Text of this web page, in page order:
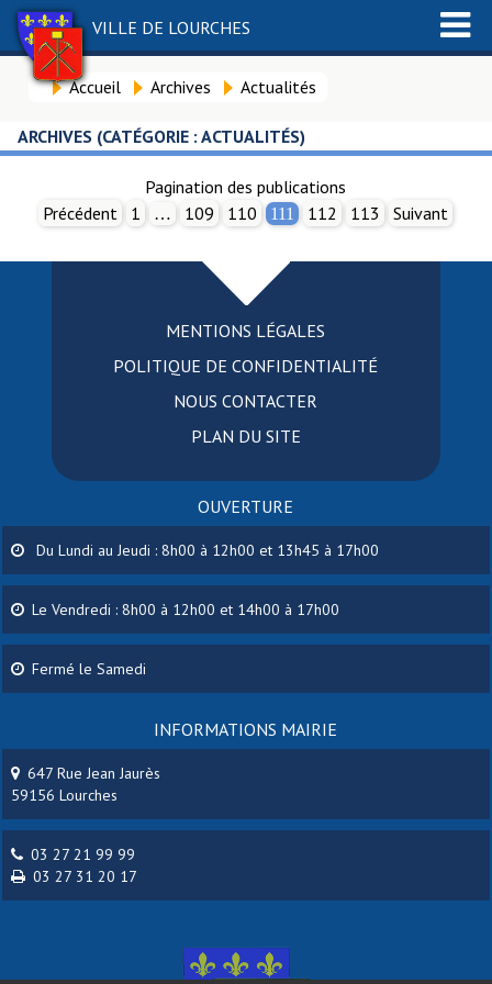
VILLE DE LOURCHES
Accueil Archives Actualités
ARCHIVES (CATÉGORIE : ACTUALITÉS)
Pagination des publications
Précédent
1 … 109 110 111 112 113 Suivant
MENTIONS LÉGALES
POLITIQUE DE CONFIDENTIALITÉ
NOUS CONTACTER
PLAN DU SITE
OUVERTURE
Du Lundi au Jeudi : 8h00 à 12h00 et 13h45 à 17h00
Le Vendredi : 8h00 à 12h00 et 14h00 à 17h00
Fermé le Samedi
INFORMATIONS MAIRIE
647 Rue Jean Jaurès
59156 Lourches
03 27 21 99 99
03 27 31 20 17